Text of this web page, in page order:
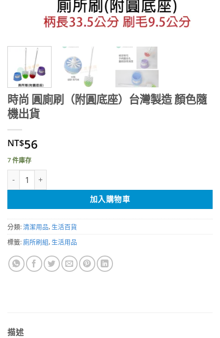
時尚 圓廁刷（附圓底座）台灣製造 顏色隨
機出貨
NT$56
7 件庫存
時尚 圓廁刷（附圓底座）台灣製造 顏色隨機出貨 數量
加入購物車
分類:清潔用品,生活百貨
標籤: 廁所刷組,生活用品
描述